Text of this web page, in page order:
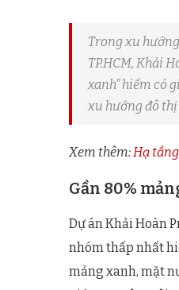
Trong xu
TP.HCM, Khải
xanh” hiếm có
xu hướng đô
Xem thêm: Hạ
Gần 80%
Dự án Khải Hoàn
nhóm thấp nhất
mảng xanh, mặt